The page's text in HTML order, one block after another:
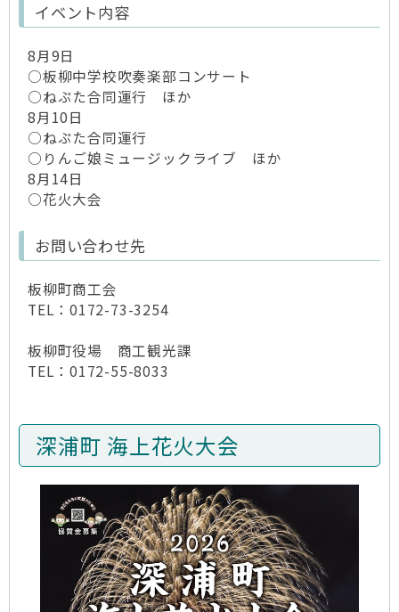
イベント内容
8月9日
○板柳中学校吹奏楽部コンサート
○ねぷた合同運行 ほか
8月10日
○ねぷた合同運行
○りんご娘ミュージックライブ ほか
8月14日
○花火大会
お問い合わせ先
板柳町商工会
TEL：0172-73-3254
板柳町役場 商工観光課
TEL：0172-55-8033
深浦町 海上花火大会